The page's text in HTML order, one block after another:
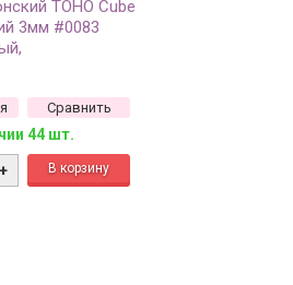
TOHO Cube
3мм #0083
ирис, 5
Сравнить
44 шт.
+